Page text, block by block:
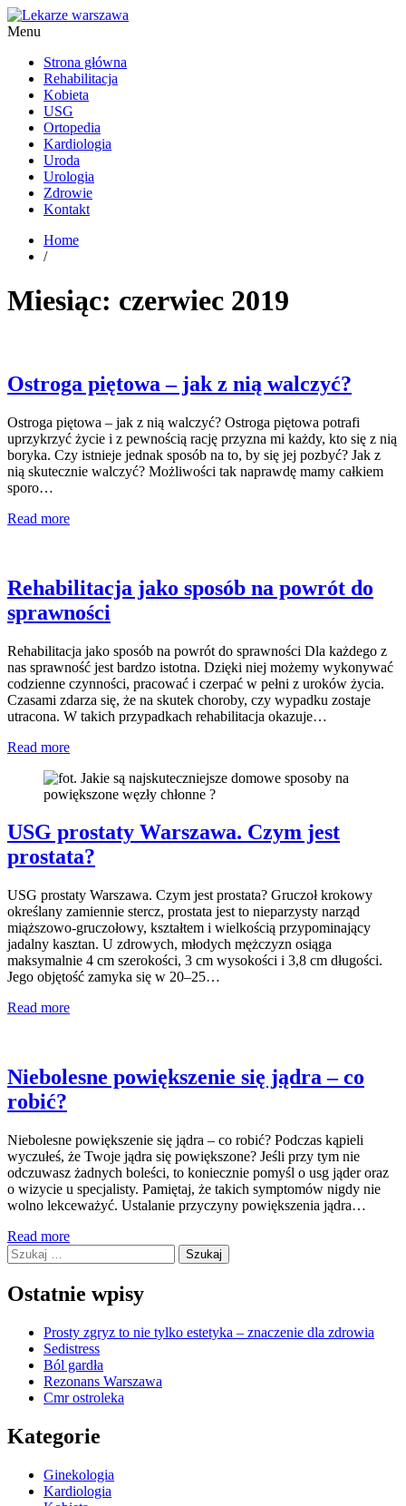
Menu
Strona główna
Rehabilitacja
Kobieta
USG
Ortopedia
Kardiologia
Uroda
Urologia
Zdrowie
Kontakt
Home
/
Miesiąc: czerwiec 2019
Ostroga piętowa – jak z nią walczyć?
Ostroga piętowa – jak z nią walczyć? Ostroga piętowa potrafi
uprzykrzyć życie i z pewnością rację przyzna mi każdy, kto się z nią
boryka. Czy istnieje jednak sposób na to, by się jej pozbyć? Jak z
nią skutecznie walczyć? Możliwości tak naprawdę mamy całkiem
sporo…
Read more
Rehabilitacja jako sposób na powrót do
sprawności
Rehabilitacja jako sposób na powrót do sprawności Dla każdego z
nas sprawność jest bardzo istotna. Dzięki niej możemy wykonywać
codzienne czynności, pracować i czerpać w pełni z uroków życia.
Czasami zdarza się, że na skutek choroby, czy wypadku zostaje
utracona. W takich przypadkach rehabilitacja okazuje…
Read more
USG prostaty Warszawa. Czym jest
prostata?
USG prostaty Warszawa. Czym jest prostata? Gruczoł krokowy
określany zamiennie stercz, prostata jest to nieparzysty narząd
miąższowo-gruczołowy, kształtem i wielkością przypominający
jadalny kasztan. U zdrowych, młodych mężczyzn osiąga
maksymalnie 4 cm szerokości, 3 cm wysokości i 3,8 cm długości.
Jego objętość zamyka się w 20–25…
Read more
Niebolesne powiększenie się jądra – co
robić?
Niebolesne powiększenie się jądra – co robić? Podczas kąpieli
wyczułeś, że Twoje jądra się powiększone? Jeśli przy tym nie
odczuwasz żadnych boleści, to koniecznie pomyśl o usg jąder oraz
o wizycie u specjalisty. Pamiętaj, że takich symptomów nigdy nie
wolno lekceważyć. Ustalanie przyczyny powiększenia jądra…
Read more
Szukaj:
Ostatnie wpisy
Prosty zgryz to nie tylko estetyka – znaczenie dla zdrowia
Sedistress
Ból gardła
Rezonans Warszawa
Cmr ostroleka
Kategorie
Ginekologia
Kardiologia